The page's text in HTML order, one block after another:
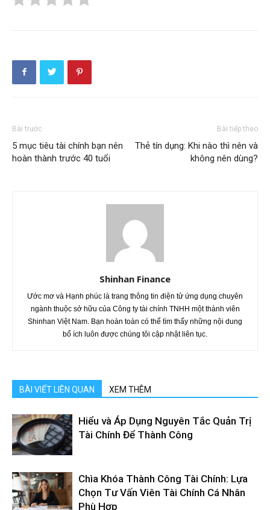
Bài trước
5 mục tiêu tài chính bạn nên
hoàn thành trước 40 tuổi
Bài tiếp theo
Thẻ tín dụng: Khi nào thì nên và
không nên dùng?
Shinhan Finance
Ước mơ và Hạnh phúc là trang thông tin điện tử ứng dụng chuyên
ngành thuộc sở hữu của Công ty tài chính TNHH một thành viên
Shinhan Việt Nam. Bạn hoàn toàn có thể tìm thấy những nội dung
bổ ích luôn được chúng tôi cập nhật liên tục.
BÀI VIẾT LIÊN QUAN XEM THÊM
Hiểu và Áp Dụng Nguyên Tắc Quản Trị
Tài Chính Để Thành Công
Chìa Khóa Thành Công Tài Chính: Lựa
Chọn Tư Vấn Viên Tài Chính Cá Nhân
Phù Hợp